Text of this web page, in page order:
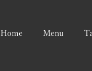
Home Menu